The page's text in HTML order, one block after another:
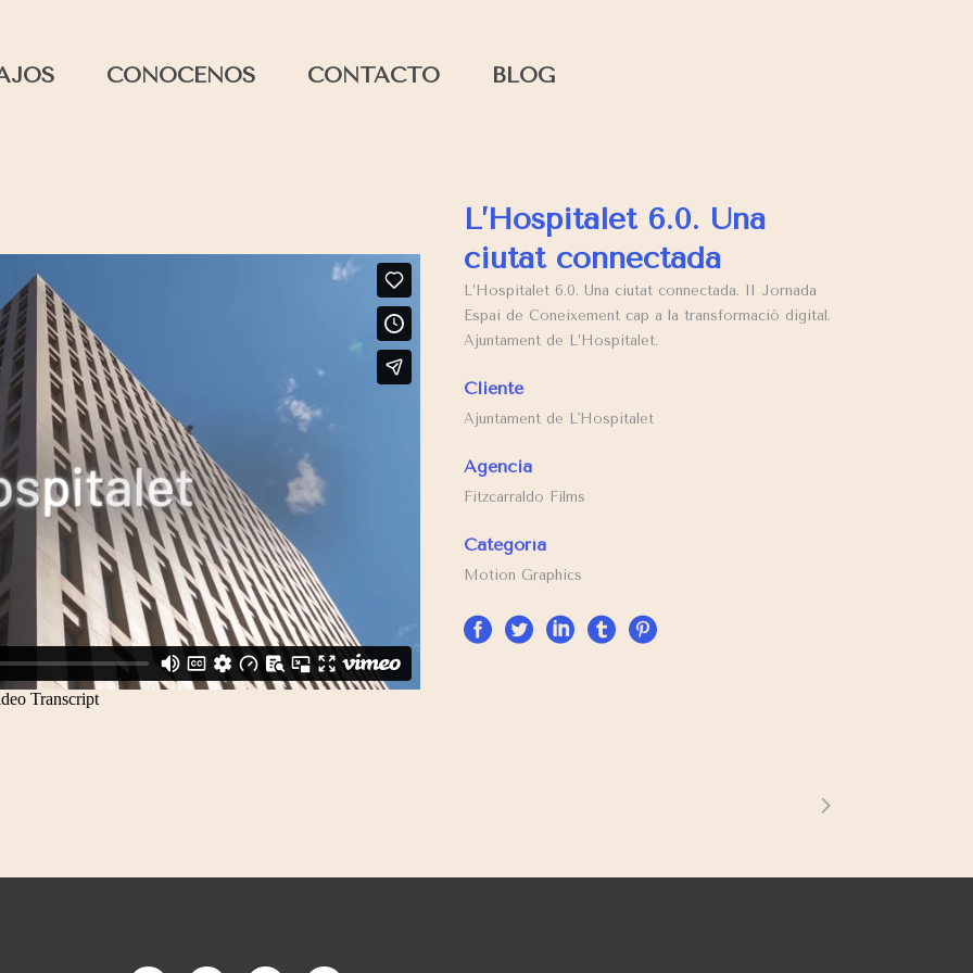
CONÓCENOS CONTACTO BLOG
L’Hospitalet 6.0. Una
ciutat connectada
L’Hospitalet 6.0. Una ciutat connectada. II Jornada
Espai de Coneixement cap a la transformació digital.
Ajuntament de L’Hospitalet.
Cliente
Ajuntament de L'Hospitalet
Agencia
Fitzcarraldo Films
Categoría
Motion Graphics